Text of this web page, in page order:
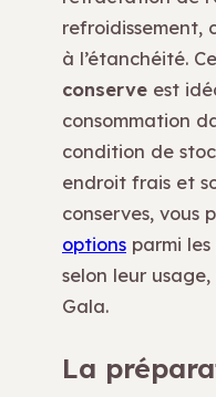
refroidissement,
à l’étanchéité.
conserve est
consommation
condition de
endroit frais et
conserves, vous
options parmi
selon leur usage,
Gala.
La